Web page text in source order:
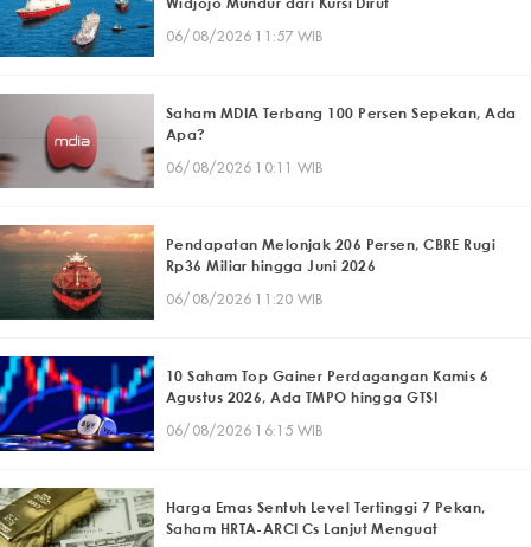
06/08/2026 11:57 WIB
Saham MDIA Terbang 100 Persen Sepekan, Ada
Apa?
06/08/2026 10:11 WIB
Pendapatan Melonjak 206 Persen, CBRE Rugi
Rp36 Miliar hingga Juni 2026
06/08/2026 11:20 WIB
10 Saham Top Gainer Perdagangan Kamis 6
Agustus 2026, Ada TMPO hingga GTSI
06/08/2026 16:15 WIB
Harga Emas Sentuh Level Tertinggi 7 Pekan,
Saham HRTA-ARCI Cs Lanjut Menguat